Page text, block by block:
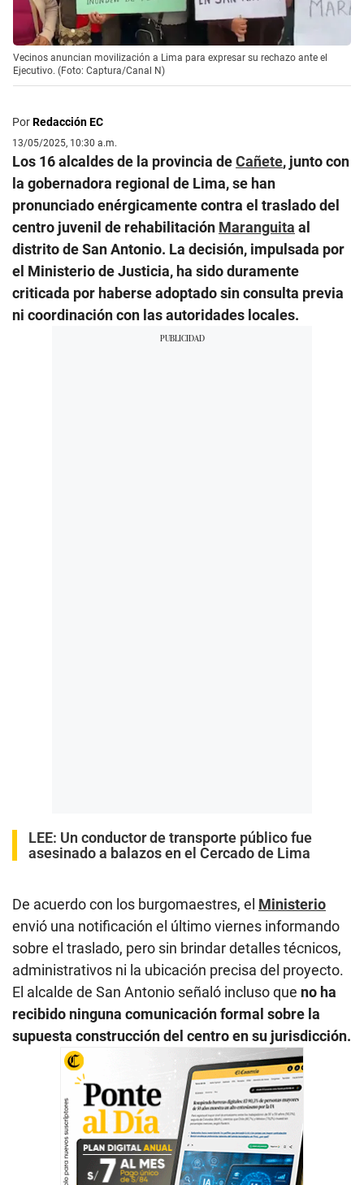
Vecinos anuncian movilización a Lima para expresar su rechazo ante el
Ejecutivo. (Foto: Captura/Canal N)
PorRedacción EC
13/05/2025, 10:30 a.m.
Los 16 alcaldes de la provincia deCañete, junto con
la gobernadora regional de Lima, se han
pronunciado enérgicamente contra el traslado del
centro juvenil de rehabilitación Maranguita al
distrito de San Antonio. La decisión, impulsada por
el Ministerio de Justicia, ha sido duramente
criticada por haberse adoptado sin consulta previa
ni coordinación con las autoridades locales.
LEE: Un conductor de transporte público fue
asesinado a balazos en el Cercado de Lima
De acuerdo con los burgomaestres, el Ministerio
envió una notificación el último viernes informando
sobre el traslado, pero sin brindar detalles técnicos,
administrativos ni la ubicación precisa del proyecto.
El alcalde de San Antonio señaló incluso que no ha
recibido ninguna comunicación formal sobre la
supuesta construcción del centro en su jurisdicción.